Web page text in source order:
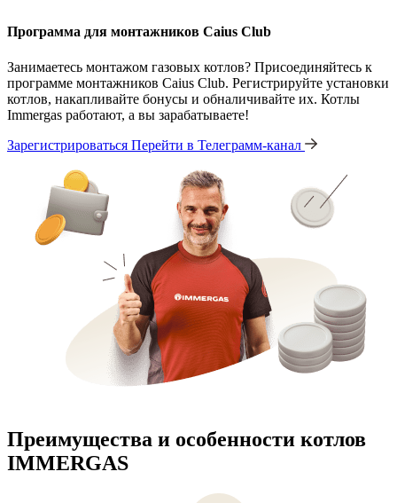
Программа для монтажников Caius Club
Занимаетесь монтажом газовых котлов? Присоединяйтесь к
программе монтажников Caius Club. Регистрируйте установки
котлов, накапливайте бонусы и обналичивайте их. Котлы
Immergas работают, а вы зарабатываете!
Зарегистрироваться Перейти в Телеграмм-канал
Преимущества и особенности котлов
IMMERGAS